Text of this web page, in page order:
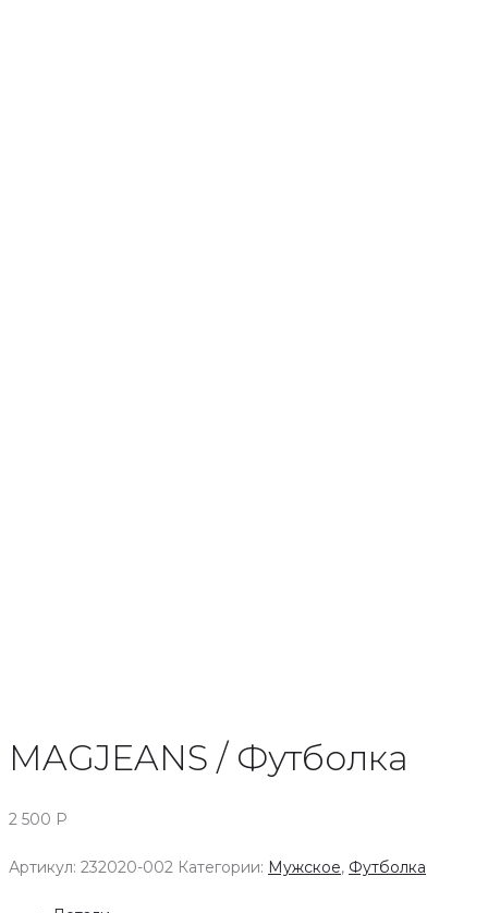
MAGJEANS / Футболка
2 500 Р
Артикул: 232020-002 Категории: Мужское, Футболка